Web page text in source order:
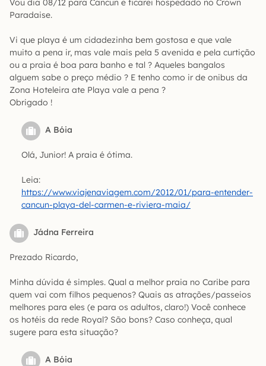
Vou dia 08/12 para Cancun e ficarei hospedado no Crown
Paradaise.
Vi que playa é um cidadezinha bem gostosa e que vale
muito a pena ir, mas vale mais pela 5 avenida e pela curtição
ou a praia é boa para banho e tal ? Aqueles bangalos
alguem sabe o preço médio ? E tenho como ir de onibus da
Zona Hoteleira ate Playa vale a pena ?
Obrigado !
A Bóia
Olá, Junior! A praia é ótima.
Leia:
https://www.viajenaviagem.com/2012/01/para-entender-
cancun-playa-del-carmen-e-riviera-maia/
Jádna Ferreira
Prezado Ricardo,
Minha dúvida é simples. Qual a melhor praia no Caribe para
quem vai com filhos pequenos? Quais as atrações/passeios
melhores para eles (e para os adultos, claro!) Você conhece
os hotéis da rede Royal? São bons? Caso conheça, qual
sugere para esta situação?
A Bóia